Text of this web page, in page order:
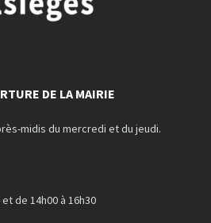
DE LA MAIRIE
midis du mercredi et du jeudi.
de 14h00 à 16h30